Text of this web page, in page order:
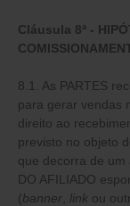
Cláusula 8ª -
8.1. As PARTES
para gerar vendas
direito ao
previsto no objeto
que decorra de um
DO AFILIADO
(banner link ou